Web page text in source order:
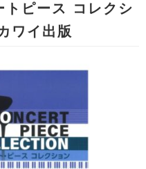
トピース コレクシ
ワイ出版